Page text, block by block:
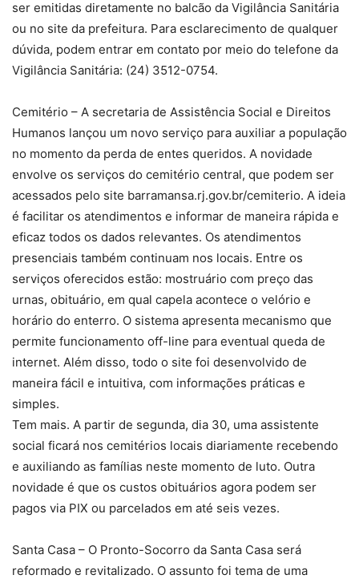
ser emitidas diretamente no balcão da Vigilância Sanitária
ou no site da prefeitura. Para esclarecimento de qualquer
dúvida, podem entrar em contato por meio do telefone da
Vigilância Sanitária: (24) 3512-0754.
Cemitério – A secretaria de Assistência Social e Direitos
Humanos lançou um novo serviço para auxiliar a população
no momento da perda de entes queridos. A novidade
envolve os serviços do cemitério central, que podem ser
acessados pelo site barramansa.rj.gov.br/cemiterio. A ideia
é facilitar os atendimentos e informar de maneira rápida e
eficaz todos os dados relevantes. Os atendimentos
presenciais também continuam nos locais. Entre os
serviços oferecidos estão: mostruário com preço das
urnas, obituário, em qual capela acontece o velório e
horário do enterro. O sistema apresenta mecanismo que
permite funcionamento off-line para eventual queda de
internet. Além disso, todo o site foi desenvolvido de
maneira fácil e intuitiva, com informações práticas e
simples.
Tem mais. A partir de segunda, dia 30, uma assistente
social ficará nos cemitérios locais diariamente recebendo
e auxiliando as famílias neste momento de luto. Outra
novidade é que os custos obituários agora podem ser
pagos via PIX ou parcelados em até seis vezes.
Santa Casa – O Pronto-Socorro da Santa Casa será
reformado e revitalizado. O assunto foi tema de uma